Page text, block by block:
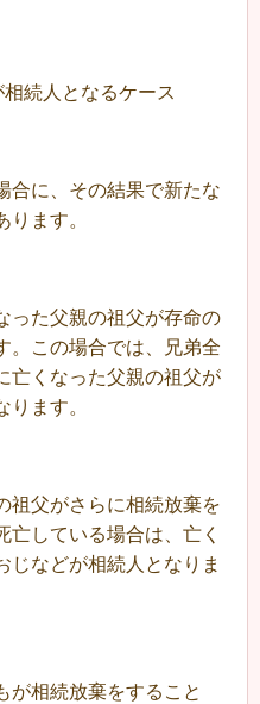
続人となるケース
合に、その結果で新たな
ます。
った父親の祖父が存命の
。この場合では、兄弟全
亡くなった父親の祖父が
ます。
祖父がさらに相続放棄を
亡している場合は、亡く
じなどが相続人となりま
が相続放棄をすること